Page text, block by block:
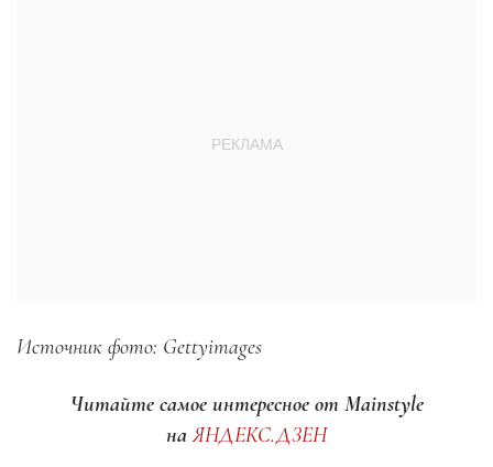
Источник фото: Gettyimages
Читайте самое интересное от Mainstyle
наЯНДЕКС.ДЗЕН